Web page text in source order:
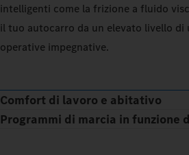
intelligenti come la frizione a fluido
il tuo autocarro da un elevato livello di
operative impegnative.
Comfort di lavoro e abitativo
Programmi di marcia in funzione